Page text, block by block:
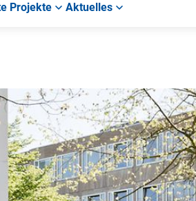
Projekte Aktuelles